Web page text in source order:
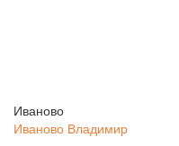
Иваново
Иваново Владимир